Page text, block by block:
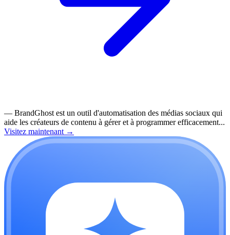
— BrandGhost est un outil d'automatisation des médias sociaux qui
aide les créateurs de contenu à gérer et à programmer efficacement...
Visitez maintenant →